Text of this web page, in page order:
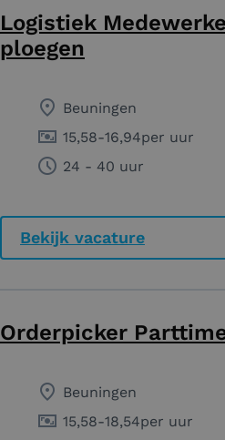
Logistiek
ploegen
Beuningen
15,58-16,94per uur
24 - 40 uur
Bekijk vacature
Orderpicker
Beuningen
15,58-18,54per uur